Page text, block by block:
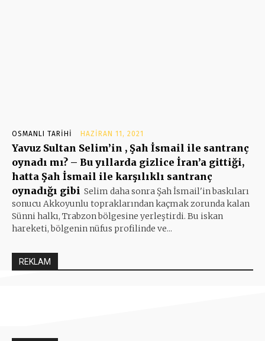
OSMANLI TARIHI HAZIRAN 11, 2021
Yavuz Sultan Selim’in , Şah İsmail ile santranç
oynadı mı? – Bu yıllarda gizlice İran’a gittiği,
hatta Şah İsmail ile karşılıklı santranç
oynadığı gibi Selim daha sonra Şah İsmail'in baskıları
sonucu Akkoyunlu topraklarından kaçmak zorunda kalan
Sünni halkı, Trabzon bölgesine yerleştirdi. Bu iskan
hareketi, bölgenin nüfus profilinde ve...
REKLAM